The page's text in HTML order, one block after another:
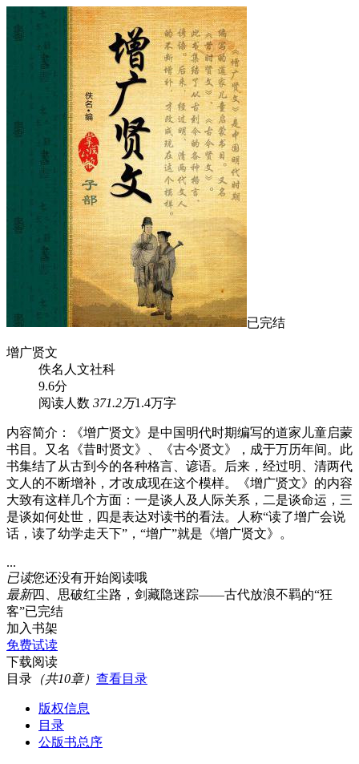
已完结
增广贤文
佚名 人文社科
9.6分
阅读人数 371.2万1.4万字
内容简介：《增广贤文》是中国明代时期编写的道家儿童启蒙
书目。又名《昔时贤文》、《古今贤文》，成于万历年间。此
书集结了从古到今的各种格言、谚语。后来，经过明、清两代
文人的不断增补，才改成现在这个模样。《增广贤文》的内容
大致有这样几个方面：一是谈人及人际关系，二是谈命运，三
是谈如何处世，四是表达对读书的看法。人称“读了增广会说
话，读了幼学走天下”，“增广”就是《增广贤文》。
...
已读您还没有开始阅读哦
最新四、思破红尘路，剑藏隐迷踪——古代放浪不羁的“狂
客”已完结
加入书架
免费试读
下载阅读
目录 （共10章） 查看目录
版权信息
目录
公版书总序